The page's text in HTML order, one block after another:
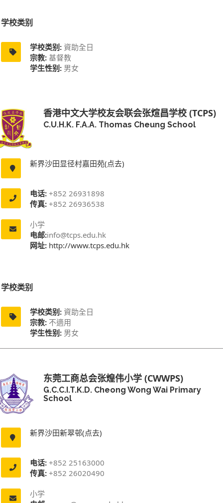
学校类别
学校类别: 資助全日
宗教: 基督教
学生性别: 男女
香港中文大学校友会联会张煊昌学校 (TCPS)
C.U.H.K. F.A.A. Thomas Cheung School
新界沙田显径村嘉田苑(点去)
电话: +852 26931898
传真: +852 26936538
小学
电邮:info@tcps.edu.hk
网址: http://www.tcps.edu.hk
学校类别
学校类别: 資助全日
宗教: 不適用
学生性别: 男女
东莞工商总会张煌伟小学 (CWWPS)
G.C.C.I.T.K.D. Cheong Wong Wai Primary
School
新界沙田新翠邨(点去)
电话: +852 25163000
传真: +852 26020490
小学